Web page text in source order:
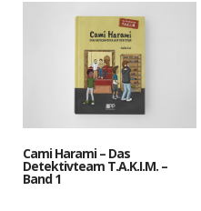
Cami Harami – Das
Detektivteam T.A.K.I.M. –
Band 1